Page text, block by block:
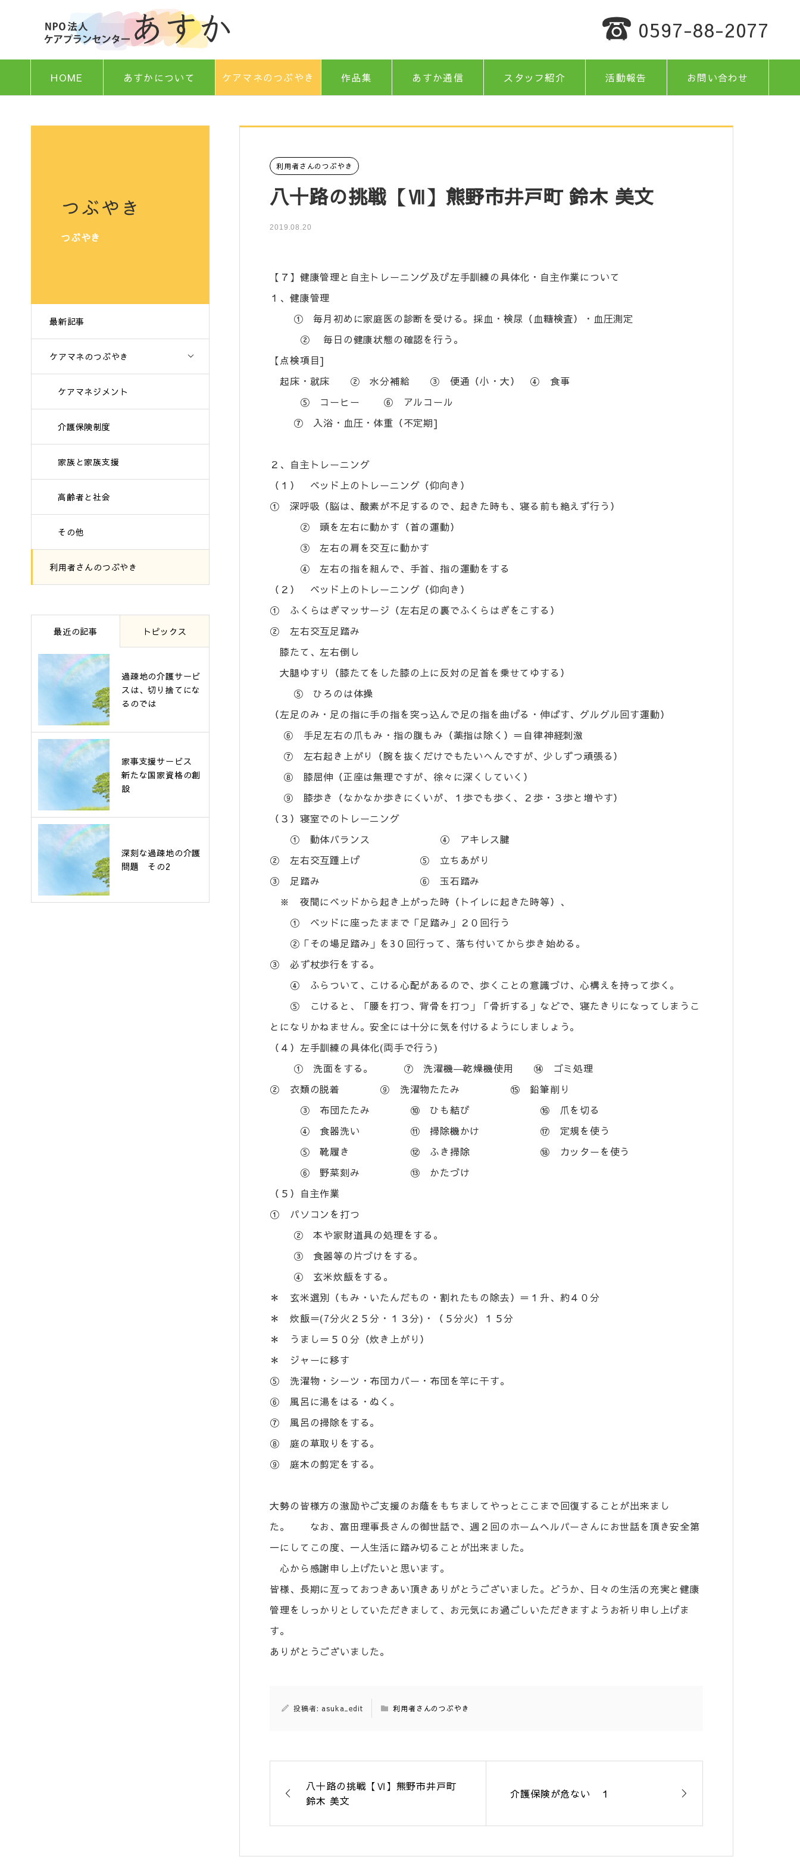
0597-88-2077
HOME あすかについて ケアマネのつぶやき 作品集 あすか通信 スタッフ紹介 活動報告 お問い合わせ
つぶやき
つぶやき
最新記事
ケアマネのつぶやき
ケアマネジメント
介護保険制度
家族と家族支援
高齢者と社会
その他
利用者さんのつぶやき
利用者さんのつぶやき
八十路の挑戦【Ⅶ】熊野市井戸町 鈴木 美文
2019.08.20
【７】健康管理と自主トレーニング及び左手訓練の具体化・自主作業について
１、健康管理
① 毎月初めに家庭医の診断を受ける。採血・検尿（血糖検査）・血圧測定
② 毎日の健康状態の確認を行う。
【点検項目]
起床・就床 ② 水分補給 ③ 便通（小・大） ④ 食事
⑤ コーヒー ⑥ アルコール
⑦ 入浴・血圧・体重（不定期]
２、自主トレーニング
（１） ベッド上のトレーニング（仰向き）
① 深呼吸（脳は、酸素が不足するので、起きた時も、寝る前も絶えず行う）
② 頭を左右に動かす（首の運動）
③ 左右の肩を交互に動かす
④ 左右の指を組んで、手首、指の運動をする
（２） ベッド上のトレーニング（仰向き）
① ふくらはぎマッサージ（左右足の裏でふくらはぎをこする）
② 左右交互足踏み
膝たて、左右倒し
大腿ゆすり（膝たてをした膝の上に反対の足首を乗せてゆする）
⑤ ひろのは体操
（左足のみ・足の指に手の指を突っ込んで足の指を曲げる・伸ばす、グルグル回す運動）
⑥ 手足左右の爪もみ・指の腹もみ（薬指は除く）＝自律神経刺激
⑦ 左右起き上がり（腕を抜くだけでもたいへんですが、少しずつ頑張る）
⑧ 膝屈伸（正座は無理ですが、徐々に深くしていく）
⑨ 膝歩き（なかなか歩きにくいが、１歩でも歩く、２歩・３歩と増やす）
（３）寝室でのトレーニング
① 動体バランス ④ アキレス腱
② 左右交互踵上げ ⑤ 立ちあがり
③ 足踏み ⑥ 玉石踏み
※ 夜間にベッドから起き上がった時（トイレに起きた時等）、
① ベッドに座ったままで「足踏み」２０回行う
②「その場足踏み」を3０回行って、落ち付いてから歩き始める。
③ 必ず杖歩行をする。
④ ふらついて、こける心配があるので、歩くことの意識づけ、心構えを持って歩く。
⑤ こけると、「腰を打つ、背骨を打つ」「骨折する」などで、寝たきりになってしまうこ
とになりかねません。安全には十分に気を付けるようにしましょう。
（４）左手訓練の具体化(両手で行う)
① 洗面をする。 ⑦ 洗濯機―乾燥機使用 ⑭ ゴミ処理
② 衣類の脱着 ⑨ 洗濯物たたみ ⑮ 鉛筆削り
③ 布団たたみ ⑩ ひも結び ⑯ 爪を切る
④ 食器洗い ⑪ 掃除機かけ ⑰ 定規を使う
⑤ 靴履き ⑫ ふき掃除 ⑱ カッターを使う
⑥ 野菜刻み ⑬ かたづけ
（５）自主作業
① パソコンを打つ
② 本や家財道具の処理をする。
③ 食器等の片づけをする。
④ 玄米炊飯をする。
＊ 玄米選別（もみ・いたんだもの・割れたもの除去）＝１升、約４０分
＊ 炊飯＝(7分火２５分・１３分)・（５分火）１５分
＊ うまし＝５０分（炊き上がり）
＊ ジャーに移す
⑤ 洗濯物・シーツ・布団カバー・布団を竿に干す。
⑥ 風呂に湯をはる・ぬく。
⑦ 風呂の掃除をする。
⑧ 庭の草取りをする。
⑨ 庭木の剪定をする。
大勢の皆様方の激励やご支援のお蔭をもちましてやっとここまで回復することが出来まし
た。 なお、富田理事長さんの御世話で、週２回のホームヘルパーさんにお世話を頂き安全第
一にしてこの度、一人生活に踏み切ることが出来ました。
心から感謝申し上げたいと思います。
皆様、長期に亙っておつきあい頂きありがとうございました。どうか、日々の生活の充実と健康
管理をしっかりとしていただきまして、お元気にお過ごしいただきますようお祈り申し上げま
す。
ありがとうございました。
投稿者: asuka_edit 利用者さんのつぶやき
八十路の挑戦【Ⅵ】熊野市井戸町
鈴木 美文
介護保険が危ない １
最近の記事 トピックス
過疎地の介護サービ
スは、切り捨てにな
るのでは
家事支援サービス
新たな国家資格の創
設
深刻な過疎地の介護
問題 その2